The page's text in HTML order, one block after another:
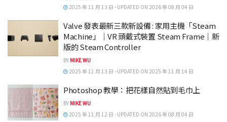
2025 年 11 月 13 日 - UPDATED ON 2026 年 08 月 04 日
Valve 發表最新三款新設備 : 家用主機「Steam
Machine」｜VR 頭戴式裝置 Steam Frame｜新
版的 Steam Controller
BY MIKE WU
2025 年 11 月 13 日 - UPDATED ON 2025 年 11 月 14 日
Photoshop 教學：把花樣自然貼到毛巾上
BY MIKE WU
2025 年 11 月 12 日 - UPDATED ON 2026 年 08 月 04 日